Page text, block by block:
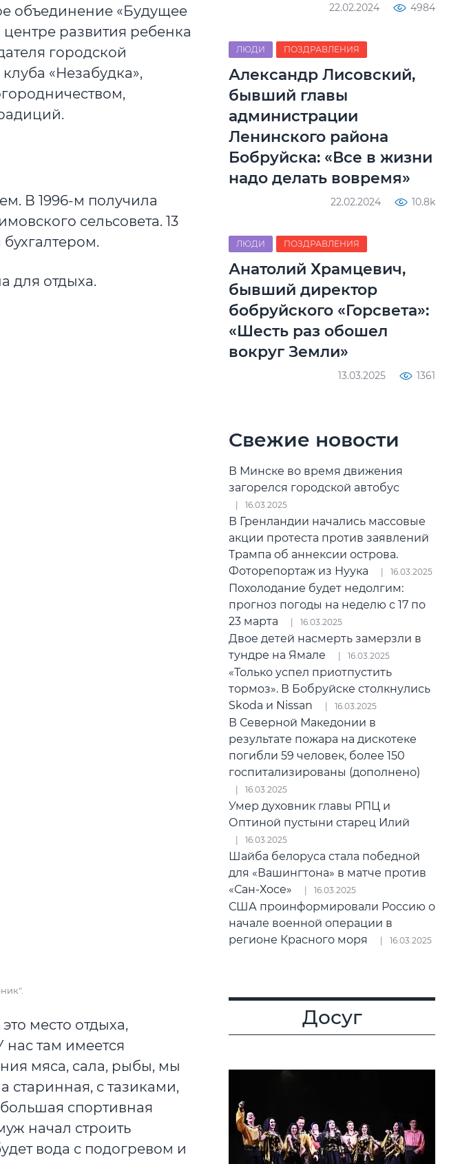
объединение «Будущее
развития ребенка
городской
«Незабудка»,
В 1996-м получила
сельсовета. 13
для отдыха.
место отдыха,
нас там имеется
мяса, сала, рыбы, мы
старинная, с тазиками,
спортивная
начал строить
вода с подогревом и
22.02.2024 4984
ЛЮДИ ПОЗДРАВЛЕНИЯ
Александр Лисовский,
бывший главы
администрации
Ленинского района
Бобруйска: «Все в жизни
надо делать вовремя»
22.02.2024 10.8k
ЛЮДИ ПОЗДРАВЛЕНИЯ
Анатолий Храмцевич,
бывший директор
бобруйского «Горсвета»:
«Шесть раз обошел
вокруг Земли»
13.03.2025 1361
Свежие новости
В Минске во время движения
загорелся городской автобус
16.03.2025
В Гренландии начались массовые
акции протеста против заявлений
Трампа об аннексии острова.
Фоторепортаж из Нуука
16.03.2025
Похолодание будет недолгим:
прогноз погоды на неделю с 17 по
23 марта
16.03.2025
Двое детей насмерть замерзли в
тундре на Ямале
16.03.2025
«Только успел приотпустить
тормоз». В Бобруйске столкнулись
Skoda и Nissan
16.03.2025
В Северной Македонии в
результате пожара на дискотеке
погибли 59 человек, более 150
госпитализированы (дополнено)
16.03.2025
Умер духовник главы РПЦ и
Оптиной пустыни старец Илий
16.03.2025
Шайба белоруса стала победной
для «Вашингтона» в матче против
«Сан-Хосе»
16.03.2025
США проинформировали Россию о
начале военной операции в
регионе Красного моря
16.03.2025
Досуг